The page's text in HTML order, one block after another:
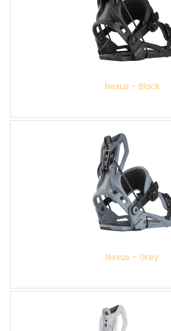
Nexus - Black
Nexus - Grey